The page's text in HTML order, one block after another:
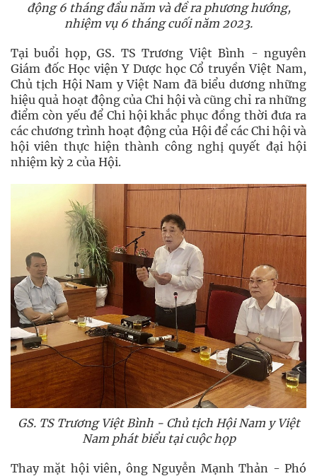
động 6 tháng đầu năm và đề ra phương hướng,
nhiệm vụ 6 tháng cuối năm 2023.
Tại buổi họp, GS. TS Trương Việt Bình - nguyên
Giám đốc Học viện Y Dược học Cổ truyền Việt Nam,
Chủ tịch Hội Nam y Việt Nam đã biểu dương những
hiệu quả hoạt động của Chi hội và cũng chỉ ra những
điểm còn yếu để Chi hội khắc phục đồng thời đưa ra
các chương trình hoạt động của Hội để các Chi hội và
hội viên thực hiện thành công nghị quyết đại hội
nhiệm kỳ 2 của Hội.
GS. TS Trương Việt Bình - Chủ tịch Hội Nam y Việt
Nam phát biểu tại cuộc họp
Thay mặt hội viên, ông Nguyễn Mạnh Thản - Phó